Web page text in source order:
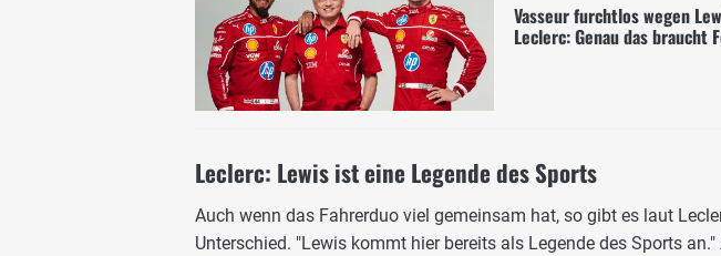
Vasseur furchtlos wegen
Leclerc: Genau das braucht
Leclerc: Lewis ist eine Legende des Sports
Auch wenn das Fahrerduo viel gemeinsam hat, so gibt es laut
Unterschied. "Lewis kommt hier bereits als Legende des Sports